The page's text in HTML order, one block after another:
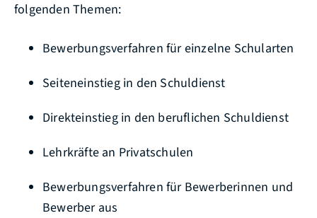
folgenden Themen:
Bewerbungsverfahren für einzelne Schularten
Seiteneinstieg in den Schuldienst
Direkteinstieg in den beruflichen Schuldienst
Lehrkräfte an Privatschulen
Bewerbungsverfahren für Bewerberinnen und
Bewerber aus